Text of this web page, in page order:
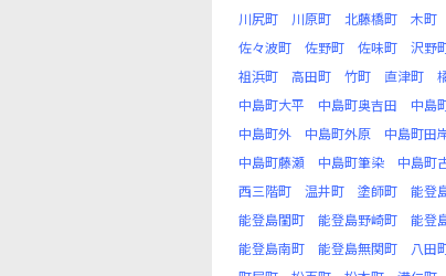
川尻町
川原町 北藤橋町 木町
佐々波町
佐野町 佐味町 沢野
祖浜町
高田町 竹町 直津町
中島町大平
中島町奥吉田 中島
中島町外
中島町外原 中島町田
中島町藤瀬
中島町筆染 中島町
西三階町
温井町 塗師町 能登
能登島閨町
能登島野崎町 能登
能登島南町
能登島無関町 八田